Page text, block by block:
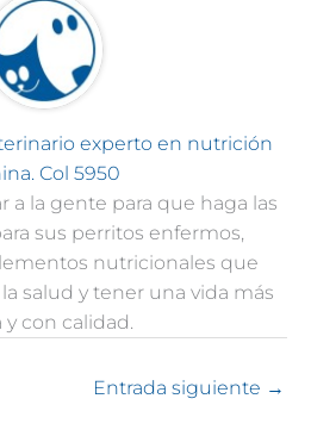
experto en nutrición
Col 5950
a la gente para que haga las
sus perritos enfermos,
nutricionales que
salud y tener una vida más
y con calidad.
Entrada siguiente →